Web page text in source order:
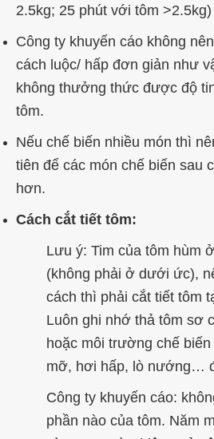
2.5kg; 25 phút với tôm >2.5kg)
Công ty khuyến cáo không
cách luộc/ hấp đơn giản như
không thưởng thức được độ
tôm.
Nếu chế biến nhiều món thì
tiên để các món chế biến sau
hơn.
Cách cắt tiết tôm:
Lưu ý: Tim của tôm hùm
(không phải ở dưới ức),
cách thì phải cắt tiết tôm
Luôn ghi nhớ thả tôm sơ
hoặc môi trường chế
mỡ, hơi hấp, lò nướng…
Công ty khuyến cáo:
phần nào của tôm. Năm